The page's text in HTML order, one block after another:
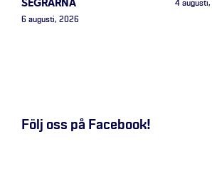
SEGRARNA
6 augusti, 2026
4
Följ oss på Facebook!